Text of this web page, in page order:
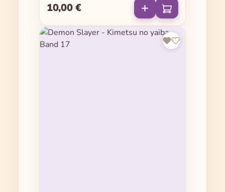
Regulärer Preis:
10,00 €